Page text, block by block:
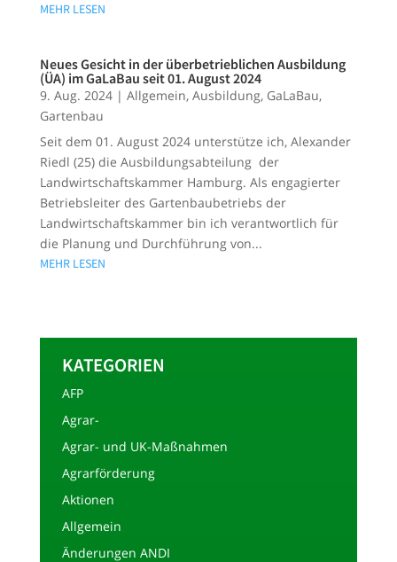
MEHR LESEN
Neues Gesicht in der überbetrieblichen Ausbildung
(ÜA) im GaLaBau seit 01. August 2024
9. Aug. 2024| Allgemein, Ausbildung, GaLaBau,
Gartenbau
Seit dem 01. August 2024 unterstütze ich, Alexander
Riedl (25) die Ausbildungsabteilung der
Landwirtschaftskammer Hamburg. Als engagierter
Betriebsleiter des Gartenbaubetriebs der
Landwirtschaftskammer bin ich verantwortlich für
die Planung und Durchführung von...
MEHR LESEN
KATEGORIEN
AFP
Agrar-
Agrar- und UK-Maßnahmen
Agrarförderung
Aktionen
Allgemein
Änderungen ANDI